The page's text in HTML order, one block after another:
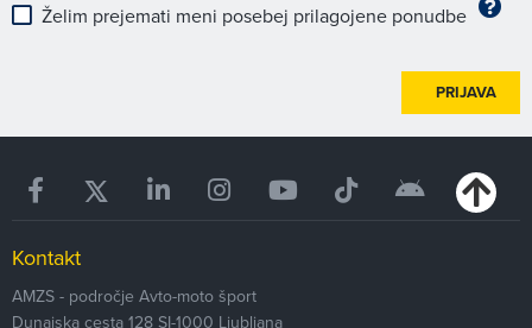
Želim prejemati meni posebej prilagojene ponudbe
PRIJAVA
Kontakt
AMZS - področje Avto-moto šport
Dunajska cesta 128 SI-1000 Ljubljana